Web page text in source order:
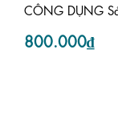
CÔNG DỤNG
800.000₫